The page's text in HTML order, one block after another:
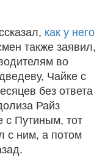
как у него
также заявил,
во
Чайке с
без ответа
Райз
с Путиным, тот
с ним, а потом